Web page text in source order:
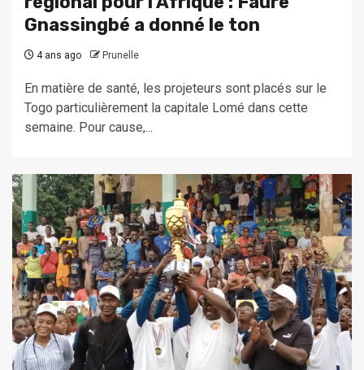
Gnassingbé a donné le ton
4 ans ago Prunelle
En matière de santé, les projeteurs sont placés sur le
Togo particulièrement la capitale Lomé dans cette
semaine. Pour cause,...